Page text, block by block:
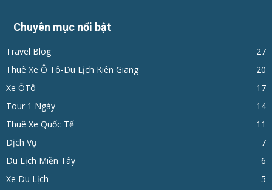
Chuyên mục nổi bật
Travel Blog
27
Thuê Xe Ô Tô-Du Lịch Kiên Giang
20
Xe ÔTô
17
Tour 1 Ngày
14
Thuê Xe Quốc Tế
11
Dịch Vụ
7
Du Lịch Miền Tây
6
Xe Du Lịch
5